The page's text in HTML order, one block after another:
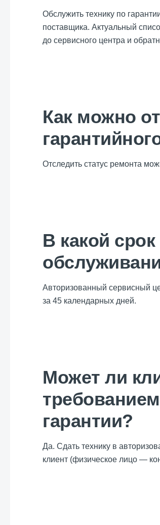
Обслужить технику по
поставщика. Актуальный
до сервисного центра и
Как можно
Отследить статус ремонта
В какой
Авторизованный сервисный
за 45 календарных дней.
Может ли
гарантии?
Да. Сдать технику в
клиент (физическое лицо —